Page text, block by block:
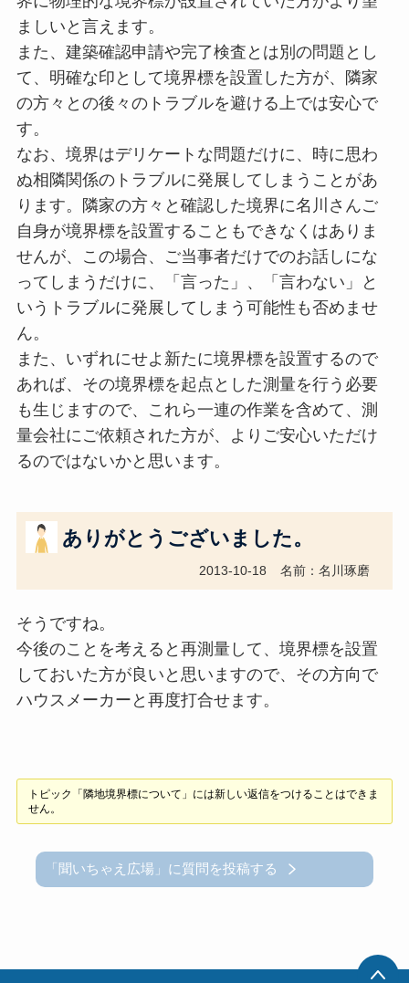
ましいと言えます。
また、建築確認申請や完了検査とは別の問題とし
て、明確な印として境界標を設置した方が、隣家
の方々との後々のトラブルを避ける上では安心で
す。
なお、境界はデリケートな問題だけに、時に思わ
ぬ相隣関係のトラブルに発展してしまうことがあ
ります。隣家の方々と確認した境界に名川さんご
自身が境界標を設置することもできなくはありま
せんが、この場合、ご当事者だけでのお話しにな
ってしまうだけに、「言った」、「言わない」と
いうトラブルに発展してしまう可能性も否めませ
ん。
また、いずれにせよ新たに境界標を設置するので
あれば、その境界標を起点とした測量を行う必要
も生じますので、これら一連の作業を含めて、測
量会社にご依頼された方が、よりご安心いただけ
るのではないかと思います。
ありがとうございました。
2013-10-18 名前：名川琢磨
そうですね。
今後のことを考えると再測量して、境界標を設置
しておいた方が良いと思いますので、その方向で
ハウスメーカーと再度打合せます。
トピック「隣地境界標について」には新しい返信をつけることはできま
せん。
「聞いちゃえ広場」に質問を投稿する